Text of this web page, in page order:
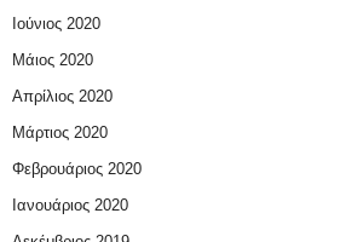
Ιούνιος 2020
Μάιος 2020
Απρίλιος 2020
Μάρτιος 2020
Φεβρουάριος 2020
Ιανουάριος 2020